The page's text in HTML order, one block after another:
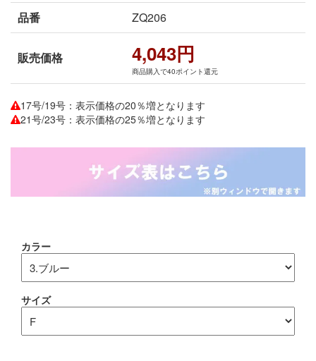
品番 ZQ206
販売価格 4,043円
商品購入で40ポイント還元
17号/19号：表示価格の20％増となります
21号/23号：表示価格の25％増となります
カラー
サイズ